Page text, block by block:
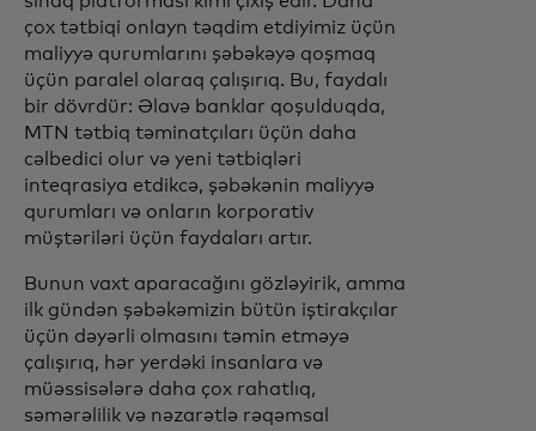
çox tətbiqi onlayn təqdim etdiyimiz üçün
maliyyə qurumlarını şəbəkəyə qoşmaq
üçün paralel olaraq çalışırıq. Bu, faydalı
bir dövrdür: Əlavə banklar qoşulduqda,
MTN tətbiq təminatçıları üçün daha
cəlbedici olur və yeni tətbiqləri
inteqrasiya etdikcə, şəbəkənin maliyyə
qurumları və onların korporativ
müştəriləri üçün faydaları artır.
Bunun vaxt aparacağını gözləyirik, amma
ilk gündən şəbəkəmizin bütün iştirakçılar
üçün dəyərli olmasını təmin etməyə
çalışırıq, hər yerdəki insanlara və
müəssisələrə daha çox rahatlıq,
səmərəlilik və nəzarətlə rəqəmsal